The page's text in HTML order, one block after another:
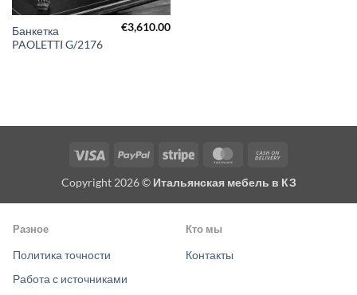
Банкетка
PAOLETTI G/2176
€3,610.00
Visa PayPal Stripe MasterCard
Delivery
Copyright 2026 © Итальянская мебель в КЗ
Разное
Политика точности
Работа с источниками
Кто мы
Контакты